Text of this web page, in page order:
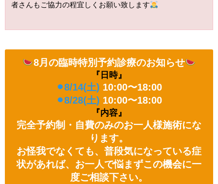
者さんもご協力の程宜しくお願い致します
8月の臨時特別予約診療のお知らせ
『日時』
⚫︎8/14(土) 10:00〜18:00
⚫︎8/28(土) 10:00〜18:00
『内容』
完全予約制・自費のみのお一人様施術にな
ります。
お怪我でなくても、普段気になっている症
状があれば、お一人で悩まずこの機会に一
度ご相談下さい。